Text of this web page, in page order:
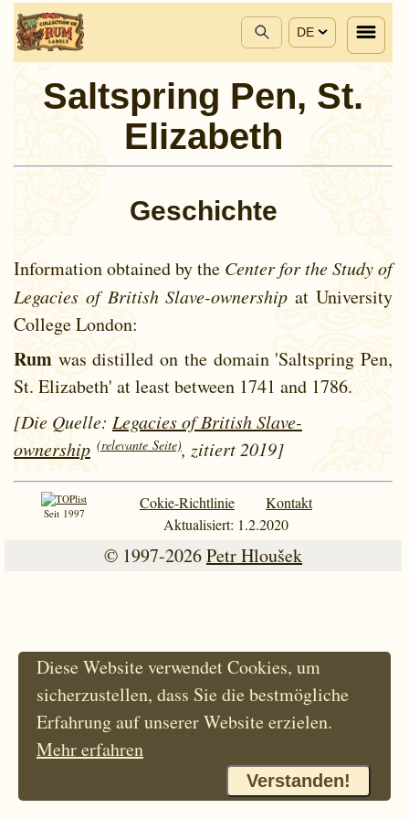
DE
Saltspring Pen, St.
Elizabeth
Geschichte
Information obtained by the Center for the Study of
Legacies of British Slave-ownership at University
College London:
Rum was distilled on the domain 'Saltspring Pen,
St. Elizabeth' at least between 1741 and 1786.
[Die Quelle: Legacies of British Slave-
ownership (relevante Seite), zitiert 2019]
Seit 1997
Cokie-Richtlinie
Kontakt
Aktualisiert: 1.2.2020
© 1997-2026Petr Hloušek
Diese Website verwendet Cookies, um
sicherzustellen, dass Sie die bestmögliche
Erfahrung auf unserer Website erzielen.
Mehr erfahren
Verstanden!